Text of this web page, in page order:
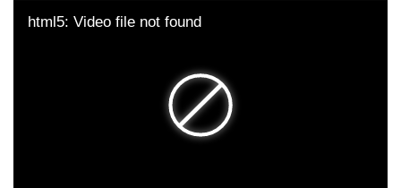
html5: Video file not found